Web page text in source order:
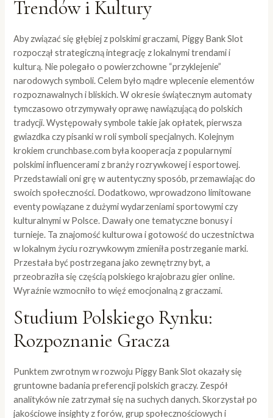
Trendów i Kultury
Aby związać się głębiej z polskimi graczami, Piggy Bank Slot
rozpoczął strategiczną integrację z lokalnymi trendami i
kulturą. Nie polegało o powierzchowne “przyklejenie”
narodowych symboli. Celem było mądre wplecenie elementów
rozpoznawalnych i bliskich. W okresie świątecznym automaty
tymczasowo otrzymywały oprawę nawiązującą do polskich
tradycji. Występowały symbole takie jak opłatek, pierwsza
gwiazdka czy pisanki w roli symboli specjalnych. Kolejnym
krokiemcrunchbase.com była kooperacja z popularnymi
polskimi influencerami z branży rozrywkowej i esportowej.
Przedstawiali oni grę w autentyczny sposób, przemawiając do
swoich społeczności. Dodatkowo, wprowadzono limitowane
eventy powiązane z dużymi wydarzeniami sportowymi czy
kulturalnymi w Polsce. Dawały one tematyczne bonusy i
turnieje. Ta znajomość kulturowa i gotowość do uczestnictwa
w lokalnym życiu rozrywkowym zmieniła postrzeganie marki.
Przestała być postrzegana jako zewnętrzny byt, a
przeobraziła się częścią polskiego krajobrazu gier online.
Wyraźnie wzmocniło to więź emocjonalną z graczami.
Studium Polskiego Rynku:
Rozpoznanie Gracza
Punktem zwrotnym w rozwoju Piggy Bank Slot okazały się
gruntowne badania preferencji polskich graczy. Zespół
analityków nie zatrzymał się na suchych danych. Skorzystał po
jakościowe insighty z forów, grup społecznościowych i